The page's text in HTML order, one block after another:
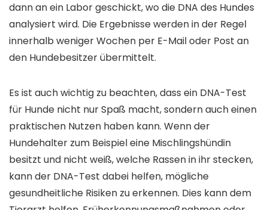
dann an ein Labor geschickt, wo die DNA des Hundes
analysiert wird. Die Ergebnisse werden in der Regel
innerhalb weniger Wochen per E-Mail oder Post an
den Hundebesitzer übermittelt.
Es ist auch wichtig zu beachten, dass ein DNA-Test
für Hunde nicht nur Spaß macht, sondern auch einen
praktischen Nutzen haben kann. Wenn der
Hundehalter zum Beispiel eine Mischlingshündin
besitzt und nicht weiß, welche Rassen in ihr stecken,
kann der DNA-Test dabei helfen, mögliche
gesundheitliche Risiken zu erkennen. Dies kann dem